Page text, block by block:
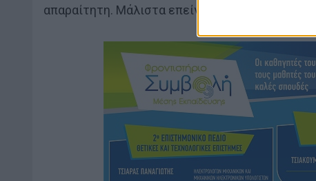
απαραίτητη. Μάλιστα επείγει.